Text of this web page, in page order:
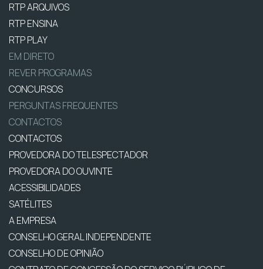
RTP ARQUIVOS
RTP ENSINA
RTP PLAY
EM DIRETO
REVER PROGRAMAS
CONCURSOS
PERGUNTAS FREQUENTES
CONTACTOS
CONTACTOS
PROVEDORA DO TELESPECTADOR
PROVEDORA DO OUVINTE
ACESSIBILIDADES
SATÉLITES
A EMPRESA
CONSELHO GERAL INDEPENDENTE
CONSELHO DE OPINIÃO